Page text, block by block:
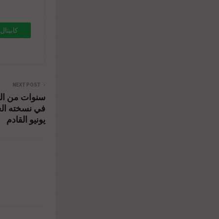
NEXT POST
يونيو القادم